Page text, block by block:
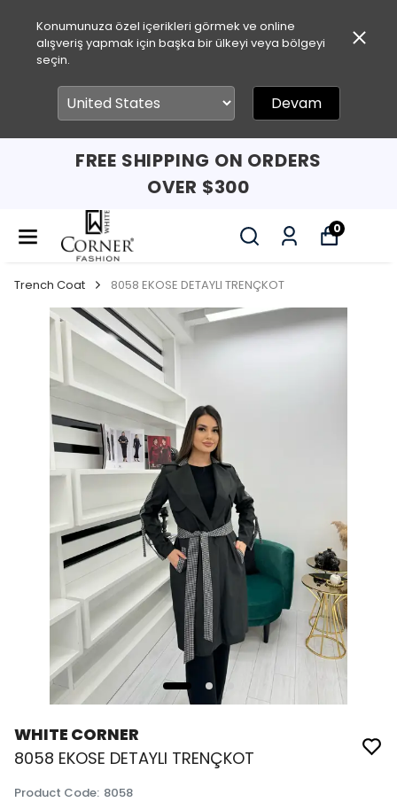
Konumunuza özel içerikleri görmek ve online
alışveriş yapmak için başka bir ülkeyi veya bölgeyi
seçin.
Devam
FREE SHIPPING ON ORDERS
OVER $300
0
Trench Coat 8058 EKOSE DETAYLI TRENÇKOT
WHITE CORNER
8058 EKOSE DETAYLI TRENÇKOT
Product Code: 8058